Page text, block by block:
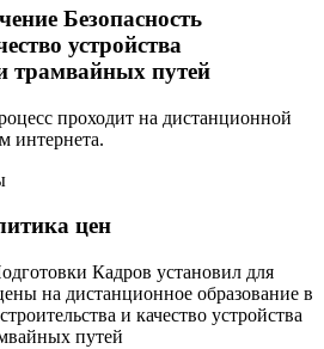
Безопасность
устройства
трамвайных путей
проходит на дистанционной
интернета.
цен
Кадров установил для
на дистанционное образование в
и качество устройства
путей